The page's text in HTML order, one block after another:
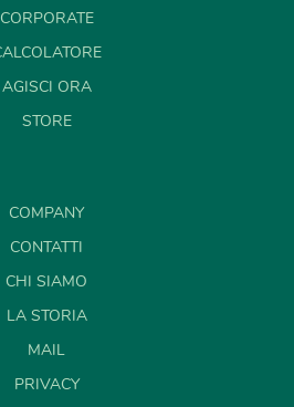
CORPORATE
AGISCI ORA
STORE
COMPANY
CONTATTI
CHI SIAMO
LA STORIA
MAIL
PRIVACY